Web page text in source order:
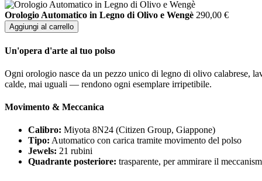
Orologio Automatico in Legno di Olivo e Wengè 290,00 €
Aggiungi al carrello
Un'opera d'arte al tuo polso
Ogni orologio nasce da un pezzo unico di legno di olivo calabrese,
calde, mai uguali — rendono ogni esemplare irripetibile.
Movimento & Meccanica
Calibro: Miyota 8N24 (Citizen Group, Giappone)
Tipo: Automatico con carica tramite movimento del polso
Jewels: 21 rubini
Quadrante posteriore: trasparente, per ammirare il